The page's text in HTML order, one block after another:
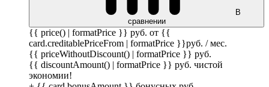
В
сравнении
{{ price() | formatPrice }} руб. от {{
card.creditablePriceFrom | formatPrice }}руб. / мес.
{{ priceWithoutDiscount() | formatPrice }} руб.
{{ discountAmount() | formatPrice }} руб. чистой
экономии!